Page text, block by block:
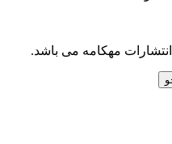
مهکامه می باشد.